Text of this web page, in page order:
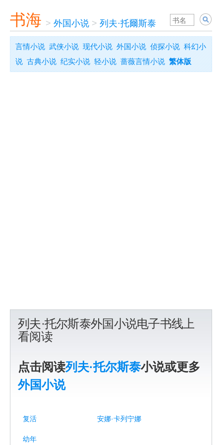
书海 > 外国小说 > 列夫·托爾斯泰
言情小说 武侠小说 现代小说 外国小说 侦探小说 科幻小
说 古典小说 纪实小说 轻小说 蔷薇言情小说 繁体版
列夫·托尔斯泰外国小说电子书线上
看阅读
点击阅读列夫·托尔斯泰小说或更多
外国小说
复活 安娜·卡列宁娜
幼年